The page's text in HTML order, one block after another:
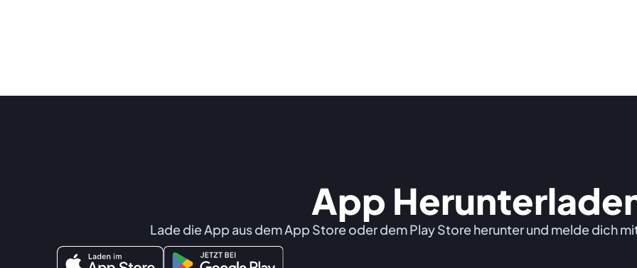
App
Lade die App aus dem App Store oder dem Play Store herunter und melde dich